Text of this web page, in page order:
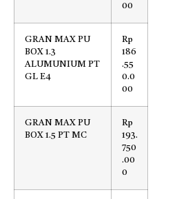
00
GRAN MAX PU
BOX 1.3
ALUMUNIUM PT
GL E4
Rp
186
.55
0.0
00
GRAN MAX PU
BOX 1.5 PT MC
Rp
193.
750
.00
0